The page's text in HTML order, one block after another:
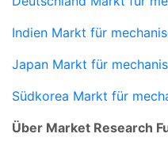
Indien Markt für
Japan Markt für
Südkorea Markt für
Über Market Research